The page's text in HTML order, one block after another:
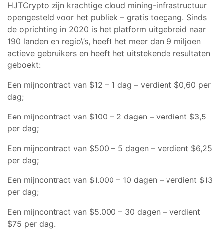
HJTCrypto zijn krachtige cloud mining-infrastructuur
opengesteld voor het publiek – gratis toegang. Sinds
de oprichting in 2020 is het platform uitgebreid naar
190 landen en regio\’s, heeft het meer dan 9 miljoen
actieve gebruikers en heeft het uitstekende resultaten
geboekt:
Een mijncontract van $12 – 1 dag – verdient $0,60 per
dag;
Een mijncontract van $100 – 2 dagen – verdient $3,5
per dag;
Een mijncontract van $500 – 5 dagen – verdient $6,25
per dag;
Een mijncontract van $1.000 – 10 dagen – verdient $13
per dag;
Een mijncontract van $5.000 – 30 dagen – verdient
$75 per dag.